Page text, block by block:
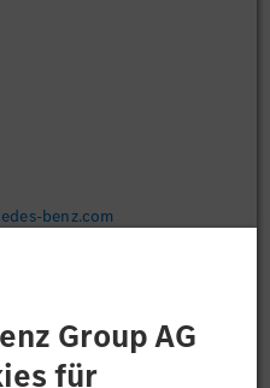
benz.com
Bewerben